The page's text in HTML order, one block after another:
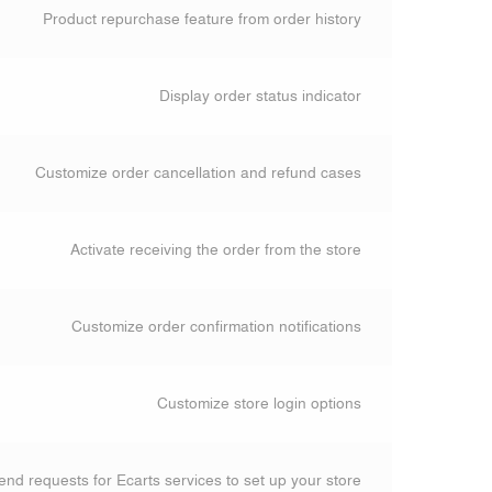
Product repurchase feature from order history
Display order status indicator
Customize order cancellation and refund cases
Activate receiving the order from the store
Customize order confirmation notifications
Customize store login options
requests for Ecarts services to set up your store